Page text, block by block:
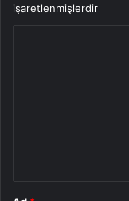
işaretlenmişlerdir